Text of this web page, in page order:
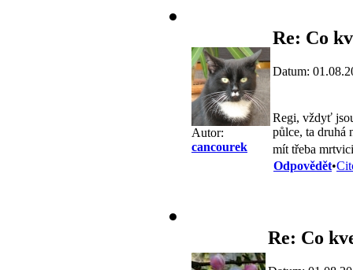
Autor:
cancourek
Re: Co
Datum:
Regi, vždyť
půlce, ta druhá
mít třeba
Odpovědět•
Re: Co